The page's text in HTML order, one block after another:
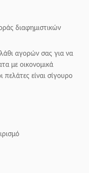
διαφημιστικών
αγορών σας για να
με οικονομικά
είναι σίγουρο